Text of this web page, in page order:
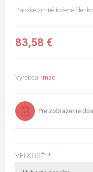
Pánske zimné kožené
83,58 €
Výrobca: Imac
Pre zobrazenie
VEĽKOSŤ: *